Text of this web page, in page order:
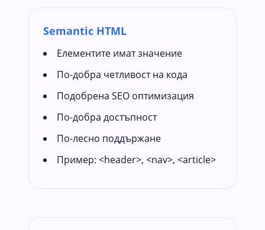
Semantic HTML
Елементите имат значение
По-добра четливост на кода
Подобрена SEO оптимизация
По-добра достъпност
По-лесно поддържане
Пример: <header>, <nav>, <article>